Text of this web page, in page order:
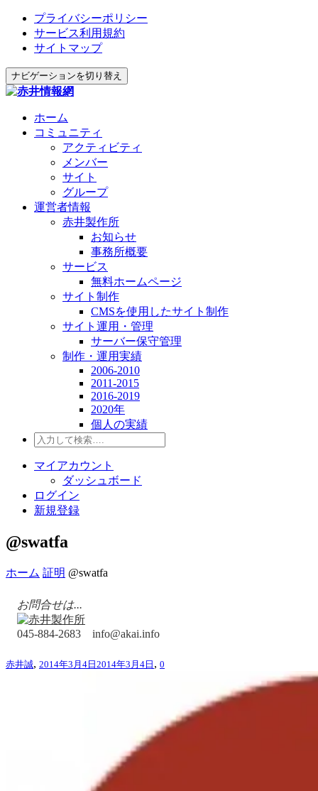
プライバシーポリシー
サービス利用規約
サイトマップ
ナビゲーションを切り替え
ホーム
コミュニティ
アクティビティ
メンバー
サイト
グループ
運営者情報
赤井製作所
お知らせ
事務所概要
サービス
無料ホームページ
サイト制作
CMSを使用したサイト制作
サイト運用・管理
サーバー保守管理
制作・運用実績
2006-2010
2011-2015
2016-2019
2020年
個人の実績
マイアカウント
ダッシュボード
ログイン
新規登録
@swatfa
ホーム 証明 @swatfa
お問合せは...
045-884-2683 info@akai.info
赤井誠, 2014年3月4日 2014年3月4日 , 0